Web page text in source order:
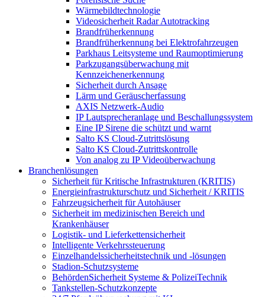
Wärmebildtechnologie
Videosicherheit Radar Autotracking​
Brandfrüherkennung
Brandfrüherkennung bei Elektrofahrzeugen
Parkhaus Leitsysteme und Raumoptimierung
Parkzugangsüberwachung mit
Kennzeichenerkennung
Sicherheit durch Ansage
Lärm und Geräuscherfassung
AXIS Netzwerk-Audio
IP Lautsprecheranlage und Beschallungssystem
Eine IP Sirene die schützt und warnt
Salto KS Cloud-Zutrittslösung
Salto KS Cloud-Zutrittskontrolle
Von analog zu IP Videoüberwachung
Branchenlösungen
Sicherheit für Kritische Infrastrukturen (KRITIS)
Energieinfrastrukturschutz und Sicherheit / KRITIS
Fahrzeugsicherheit für Autohäuser
Sicherheit im medizinischen Bereich und
Krankenhäuser
Logistik- und Lieferkettensicherheit
Intelligente Verkehrssteuerung
Einzelhandelssicherheitstechnik und -lösungen
Stadion-Schutzsysteme
BehördenSicherheit Systeme & PolizeiTechnik
Tankstellen-Schutzkonzepte​